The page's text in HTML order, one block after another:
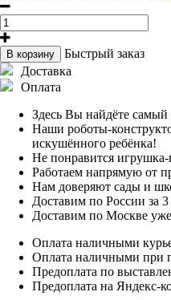
В корзину
Быстрый заказ
Доставка
Оплата
Здесь Вы найдёте
Наши роботы-
искушённого ребёнка!
Не понравится игрушка-
Работаем напрямую от
Нам доверяют сады и
Доставим по России за
Доставим по Москве уже
Оплата наличными
Оплата наличными при
Предоплата по
Предоплата на Яндекс-